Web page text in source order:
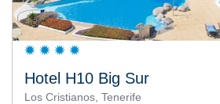
Hotel H10 Big Sur
Los Cristianos, Tenerife